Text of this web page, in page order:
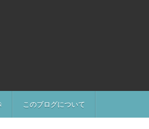
このブログについて